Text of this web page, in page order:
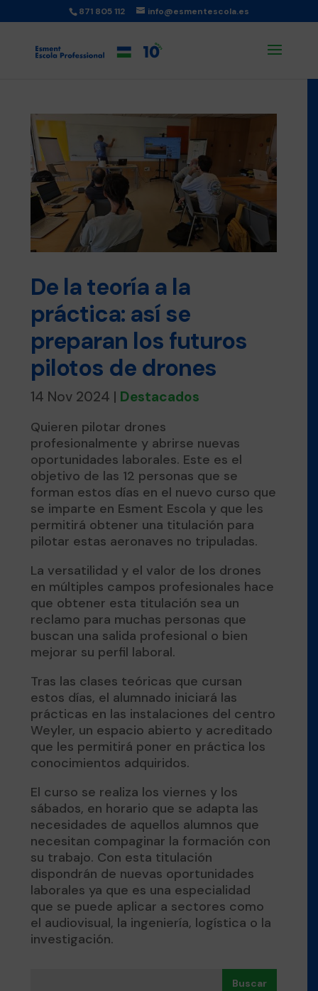
871 805 112 info@esmentescola.es
De la teoría a la
práctica: así se
preparan los futuros
pilotos de drones
14 Nov 2024 | Destacados
Quieren pilotar drones
profesionalmente y abrirse nuevas
oportunidades laborales. Este es el
objetivo de las 12 personas que se
forman estos días en el nuevo curso que
se imparte en Esment Escola y que les
permitirá obtener una titulación para
pilotar estas aeronaves no tripuladas.
La versatilidad y el valor de los drones
en múltiples campos profesionales hace
que obtener esta titulación sea un
reclamo para muchas personas que
buscan una salida profesional o bien
mejorar su perfil laboral.
Tras las clases teóricas que cursan
estos días, el alumnado iniciará las
prácticas en las instalaciones del centro
Weyler, un espacio abierto y acreditado
que les permitirá poner en práctica los
conocimientos adquiridos.
El curso se realiza los viernes y los
sábados, en horario que se adapta las
necesidades de aquellos alumnos que
necesitan compaginar la formación con
su trabajo. Con esta titulación
dispondrán de nuevas oportunidades
laborales ya que es una especialidad
que se puede aplicar a sectores como
el audiovisual, la ingeniería, logística o la
investigación.
Buscar